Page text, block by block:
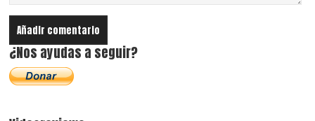
¿Nos ayudas a seguir?